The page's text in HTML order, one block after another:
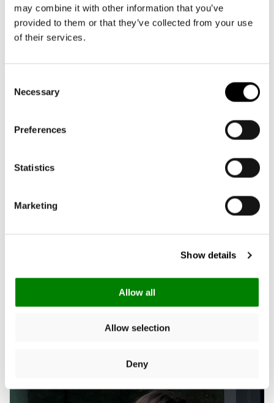
may combine it with other information that you’ve
provided to them or that they’ve collected from your use
of their services.
Selection
Necessary
Preferences
Statistics
Marketing
Show details
Allow all
Allow selection
Deny
Man weiß, man ist wirklich erwachsen, wenn der „Muttikorb“ zum
Alltag gehört – ob zum Einkaufen, in die Uni oder ins Büro. Der
NEU: Der daily shopper